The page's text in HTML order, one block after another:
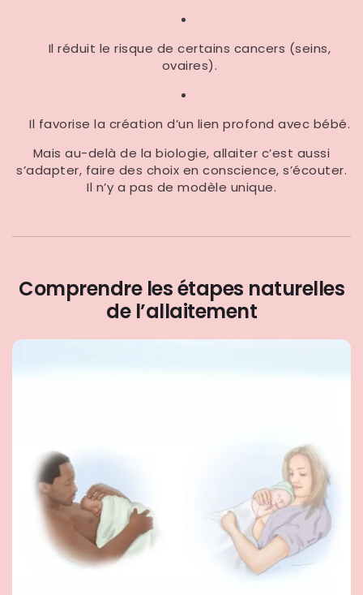
Il réduit le risque de certains cancers (seins,
ovaires).
Il favorise la création d’un lien profond avec bébé.
Mais au-delà de la biologie, allaiter c’est aussi
s’adapter, faire des choix en conscience, s’écouter.
Il n’y a pas de modèle unique.
Comprendre les étapes naturelles
de l’allaitement